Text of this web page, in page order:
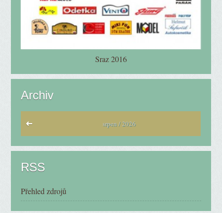
Sraz 2016
Archiv
srpen / 2026
RSS
Přehled zdrojů